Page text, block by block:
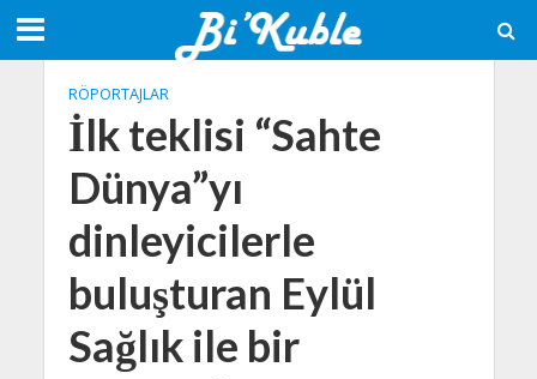
RÖPORTAJLAR
İlk teklisi “Sahte
Dünya”yı
dinleyicilerle
buluşturan Eylül
Sağlık ile bir